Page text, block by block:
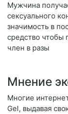
Мужчина
сексуального
значимость в
средство чтобы
член в разы
Мнение
Многие
Gel, выдавая